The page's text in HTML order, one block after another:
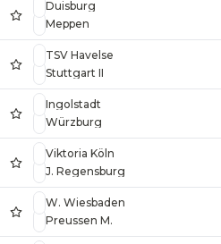
Duisburg
Meppen
TSV Havelse
Stuttgart II
Ingolstadt
Würzburg
Viktoria Köln
J. Regensburg
W. Wiesbaden
Preussen M.